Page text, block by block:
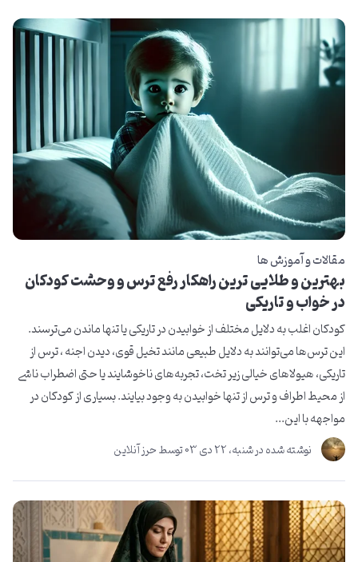
مقالات و آموزش ها
بهترین و طلایی ترین راهکار رفع ترس و وحشت کودکان
در خواب و تاریکی
کودکان اغلب به دلایل مختلف از خوابیدن در تاریکی یا تنها ماندن می‌ترسند.
این ترس‌ها می‌توانند به دلایل طبیعی مانند تخیل قوی، دیدن اجنه ، ترس از
تاریکی، هیولاهای خیالی زیر تخت، تجربه‌های ناخوشایند یا حتی اضطراب ناشی
از محیط اطراف و ترس از تنها خوابیدن به وجود بیایند. بسیاری از کودکان در
مواجهه با این...
نوشته شده درشنبه، 22 دی 03 توسطحرز آنلاین